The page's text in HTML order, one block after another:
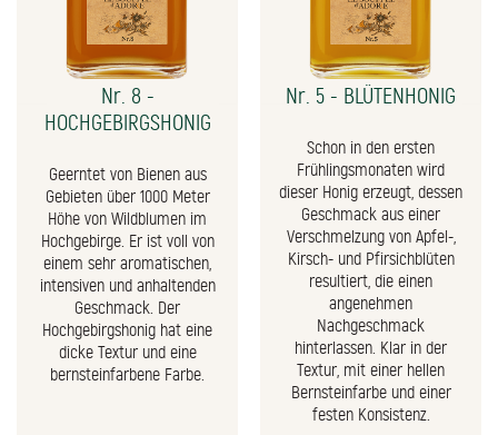
Nr. 8 -
HOCHGEBIRGSHONIG
Geerntet von Bienen aus
Gebieten über 1000 Meter
Höhe von Wildblumen im
Hochgebirge. Er ist voll von
einem sehr aromatischen,
intensiven und anhaltenden
Geschmack. Der
Hochgebirgshonig hat eine
dicke Textur und eine
bernsteinfarbene Farbe.
Nr. 5 - BLÜTENHONIG
Schon in den ersten
Frühlingsmonaten wird
dieser Honig erzeugt, dessen
Geschmack aus einer
Verschmelzung von Apfel-,
Kirsch- und Pfirsichblüten
resultiert, die einen
angenehmen
Nachgeschmack
hinterlassen. Klar in der
Textur, mit einer hellen
Bernsteinfarbe und einer
festen Konsistenz.